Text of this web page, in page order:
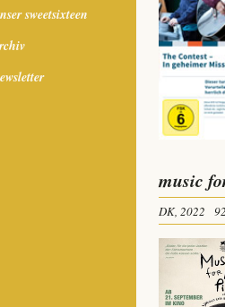
sweetsixteen
music
DK, 2022